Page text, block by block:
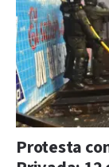
Protesta